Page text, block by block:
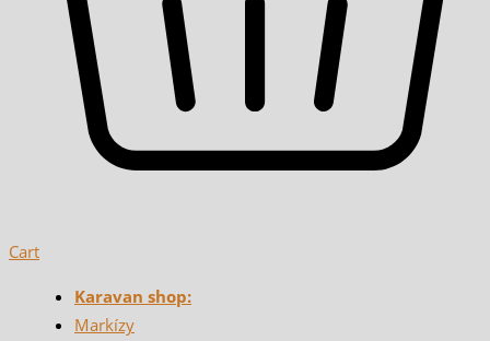
Cart
Karavan shop:
Markízy